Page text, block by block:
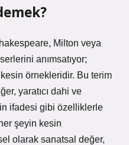
Milton veya
anımsatıyor;
örnekleridir. Bu terim
yaratıcı dahi ve
ifadesi gibi özelliklerle
şeyin kesin
olarak sanatsal değer,